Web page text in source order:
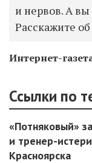
и нервов. А
Расскажите
Интернет-
Ссылки по
«Потняковый»
и тренер-
Красноярска